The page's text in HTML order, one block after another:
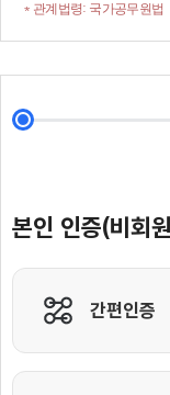
* 관계법령: 국가공무원법